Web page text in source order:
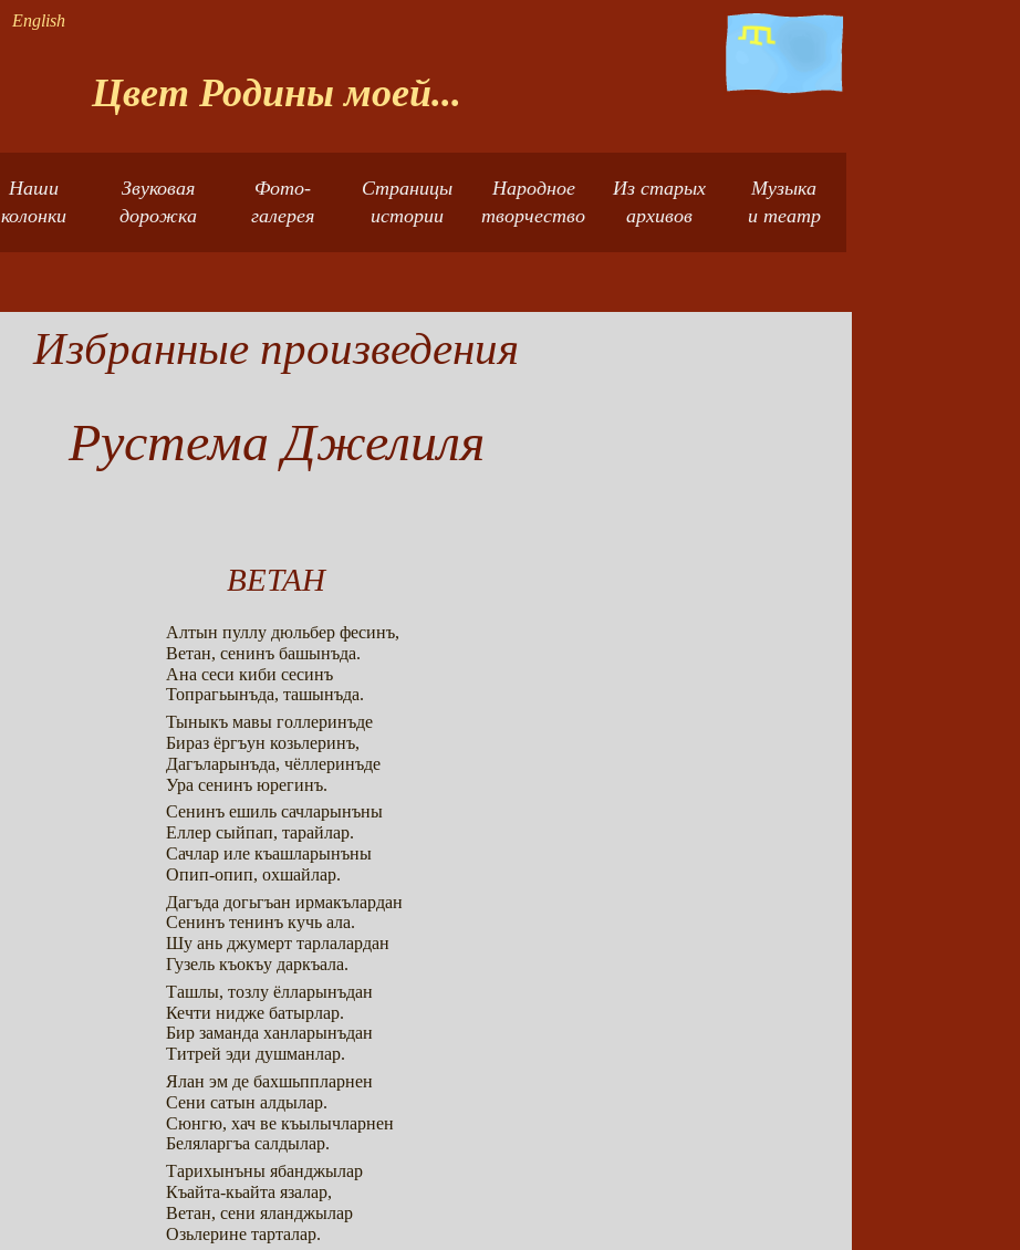
English
Цвет Родины моей...
Наши
колонки
Звуковая
дорожка
Фото-
галерея
Страницы
истории
Народное
творчество
Из старых
архивов
Музыка
и театр
Избранные произведения
Рустема Джелиля
ВЕТАН
Алтын пуллу дюльбер фесинъ,
Ветан, сенинъ башынъда.
Ана сеси киби сесинъ
Топрагьынъда, ташынъда.
Тыныкъ мавы голлеринъде
Бираз ёргъун козьлеринъ,
Дагъларынъда, чёллеринъде
Ура сенинъ юрегинъ.
Сенинъ ешиль сачларынъны
Еллер сыйпап, тарайлар.
Сачлар иле къашларынъны
Опип-опип, охшайлар.
Дагъда догьгъан ирмакълардан
Сенинъ тенинъ кучь ала.
Шу ань джумерт тарлалардан
Гузель къокъу даркъала.
Ташлы, тозлу ёлларынъдан
Кечти нидже батырлар.
Бир заманда ханларынъдан
Титрей эди душманлар.
Ялан эм де бахшьппларнен
Сени сатын алдылар.
Сюнгю, хач ве къылычларнен
Беляларгъа салдылар.
Тарихынъны ябанджылар
Къайта-кьайта язалар,
Ветан, сени яланджылар
Озьлерине тарталар.